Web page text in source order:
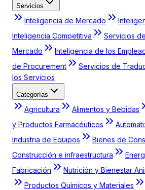
Servicios
Inteligencia de Mercado
Inteligencia Competitiva
Servicios
Mercado
Inteligencia de los
de Procurement
Servicios de
los Servicios
Categorías
Agricultura Alimentos y Bebidas
y Productos Farmacéuticos
Industria de Equipos
Bienes de
Construcción e infraestructura
Fabricación
Nutrición y Bienestar
Productos Químicos y Materiales